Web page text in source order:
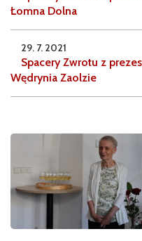
Łomna Dolna
29. 7. 2021
Spacery Zwrotu z
Wędrynia Zaolzie